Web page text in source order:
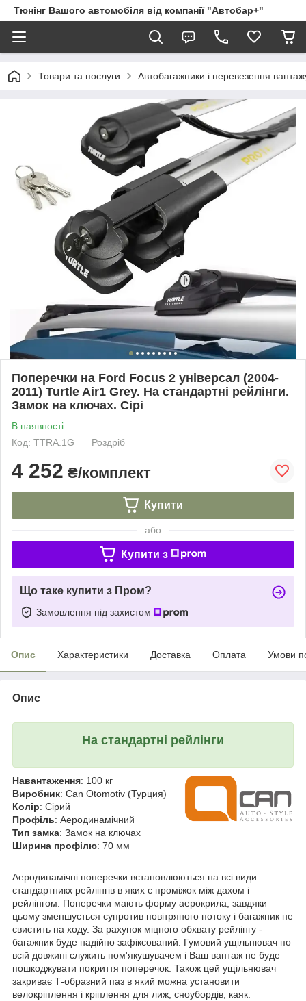
Тюнінг Вашого автомобіля від компанії "Автобар+"
Товари та послуги Автобагажники і перевезення
Поперечки на Ford Focus 2 універсал (2004-
2011) Turtle Air1 Grey. На стандартні рейлінги.
Замок на ключах. Сірі
В наявності
Код: TTRA.1G
Роздріб
4 252 ₴/комплект
Купити
або
Купити з
Що таке купити з Пром?
Замовлення під захистом
Опис Характеристики Доставка Оплата Умови
Опис
На стандартні рейлінги
Навантаження: 100 кг
Виробник: Can Otomotiv (Турция)
Колір: Сірий
Профіль: Аеродинамічний
Тип замка: Замок на ключах
Ширина профілю: 70 мм
Аеродинамічні поперечки встановлюються на всі види
стандартникх рейлінгів в яких є проміжок між дахом і
рейлінгом. Поперечки мають форму аерокрила, завдяки
цьому зменшується супротив повітряного потоку і багажник не
свистить на ходу. За рахунок міцного обхвату рейлінгу -
багажник буде надійно зафіксований. Гумовий ущільнювач по
всій довжині служить пом'якушувачем і Ваш вантаж не буде
пошкоджувати покриття поперечок. Також цей ущільнювач
закриває Т-образний паз в який можна установити
велокріплення і кріплення для лиж, сноубордів, каяк.